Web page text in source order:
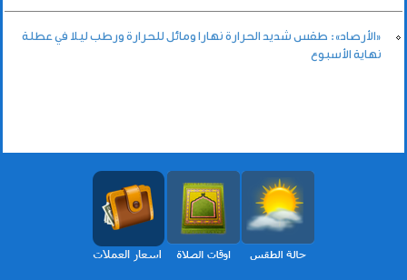
«الأرصاد»: طقس شديد الحرارة نهارا ومائل للحرارة ورطب ليلا في عطلة
نهاية الأسبوع